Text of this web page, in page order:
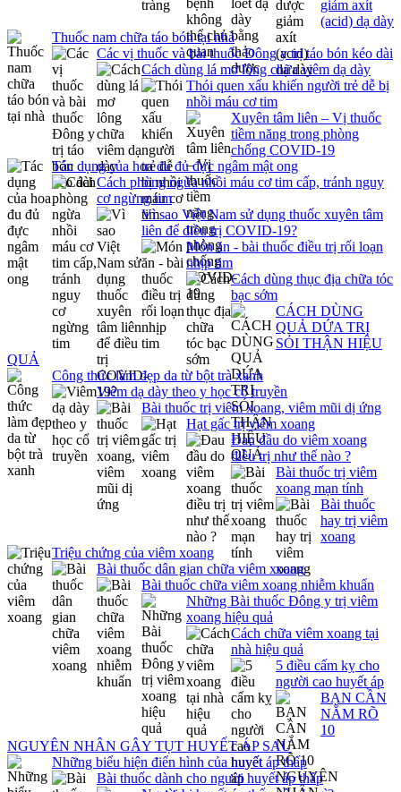
giảm axít
(acid) dạ dày
Thuốc nam chữa táo bón tại nhà
Các vị thuốc và bài thuốc Đông y trị táo bón kéo dài
Cách dùng lá mơ lông chữa viêm dạ dày
Thói quen xấu khiến người trẻ dễ bị
nhồi máu cơ tim
Xuyên tâm liên – Vị thuốc
tiềm năng trong phòng
chống COVID-19
Tác dụng của hoa đu đủ đực ngâm mật ong
Cách phòng ngừa nhồi máu cơ tim cấp, tránh nguy
cơ ngừng tim
Vì sao Việt Nam sử dụng thuốc xuyên tâm
liên để điều trị COVID-19?
Món ăn - bài thuốc điều trị rối loạn
nhịp tim
Cách dùng thục địa chữa tóc
bạc sớm
CÁCH DÙNG
QUẢ DỨA TRỊ
SỎI THẬN HIỆU
QUẢ
Công thức làm đẹp da từ bột trà xanh
Viêm dạ dày theo y học cổ truyền
Bài thuốc trị viêm xoang, viêm mũi dị ứng
Hạt gấc trị viêm xoang
Đau đầu do viêm xoang
điều trị như thế nào ?
Bài thuốc trị viêm
xoang mạn tính
Bài thuốc
hay trị viêm
xoang
Triệu chứng của viêm xoang
Bài thuốc dân gian chữa viêm xoang
Bài thuốc chữa viêm xoang nhiễm khuẩn
Những Bài thuốc Đông y trị viêm
xoang hiệu quả
Cách chữa viêm xoang tại
nhà hiệu quả
5 điều cấm kỵ cho
người cao huyết áp
BẠN CẦN
NẮM RÕ
10
NGUYÊN NHÂN GÂY TỤT HUYẾT ÁP SAU
Những biểu hiện điển hình của huyết áp thấp
Bài thuốc dành cho người huyết áp thấp